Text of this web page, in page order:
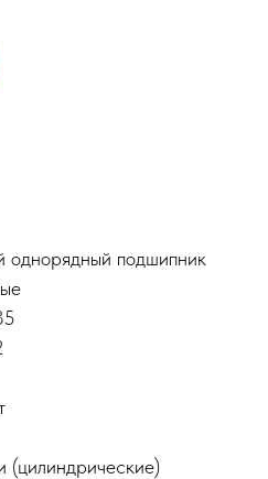
однорядный подшипник
(цилиндрические)